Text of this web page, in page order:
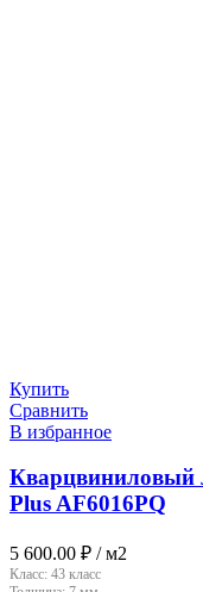
Купить
Сравнить
В избранное
Кварцвиниловый
Plus AF6016PQ
5 600.00 ₽ / м2
Класс: 43 класс